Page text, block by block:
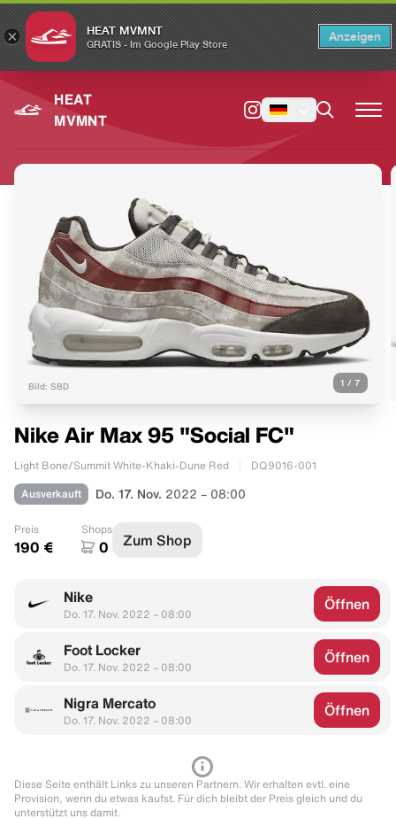
× HEAT MVMNT
GRATIS - Im Google Play Store
Anzeigen
HEAT
MVMNT
Bild: SBD 1 / 7
Nike Air Max 95 "Social FC"
Light Bone/Summit White-Khaki-Dune Red DQ9016-001
Ausverkauft Do. 17. Nov. 2022 – 08:00
Preis
190 €
Shops
0 Zum Shop
Nike
Do. 17. Nov. 2022 – 08:00
Öffnen
Foot Locker
Do. 17. Nov. 2022 – 08:00
Öffnen
Nigra Mercato
Do. 17. Nov. 2022 – 08:00
Öffnen
Diese Seite enthält Links zu unseren Partnern. Wir erhalten evtl. eine
Provision, wenn du etwas kaufst. Für dich bleibt der Preis gleich und du
unterstützt uns damit.
Switch to the English version? Switch ×